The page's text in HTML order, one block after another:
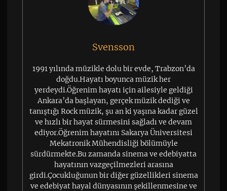
Svensson
1991 yılında müzikle dolu bir evde, Trabzon’da
doğdu.Hayatı boyunca müzik her
yerdeydi.Öğrenim hayatı için ailesiyle geldiği
Ankara’da başlayan, gerçek müzik dediği ve
tanıştığı Rock müzik, şu an ki yaşına kadar güzel
ve hızlı bir hayat sürmesini sağladı ve devam
ediyor.Öğrenim hayatını Sakarya Üniversitesi
Mekatronik Mühendisliği bölümüyle
sürdürmekte.Bu zamanda sinema ve edebiyatta
hayatının vazgeçilmezleri arasına
girdi.Çocukluğunun bir diğer güzellikleri sinema
ve edebiyat hayal dünyasının şekillenmesine ve